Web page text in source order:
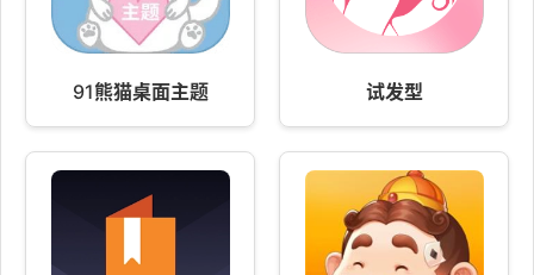
91熊猫桌面主题 试发型